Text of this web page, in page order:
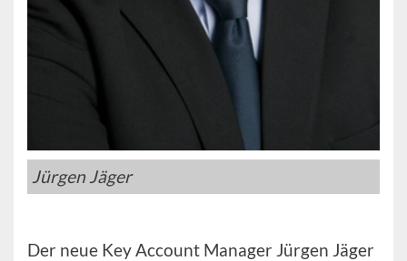
Jürgen Jäger
Der neue Key Account Manager Jürgen Jäger